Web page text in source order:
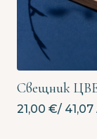
Свещник
21,00 €/ 41,07